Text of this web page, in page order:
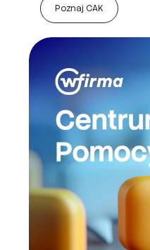
Poznaj CAK